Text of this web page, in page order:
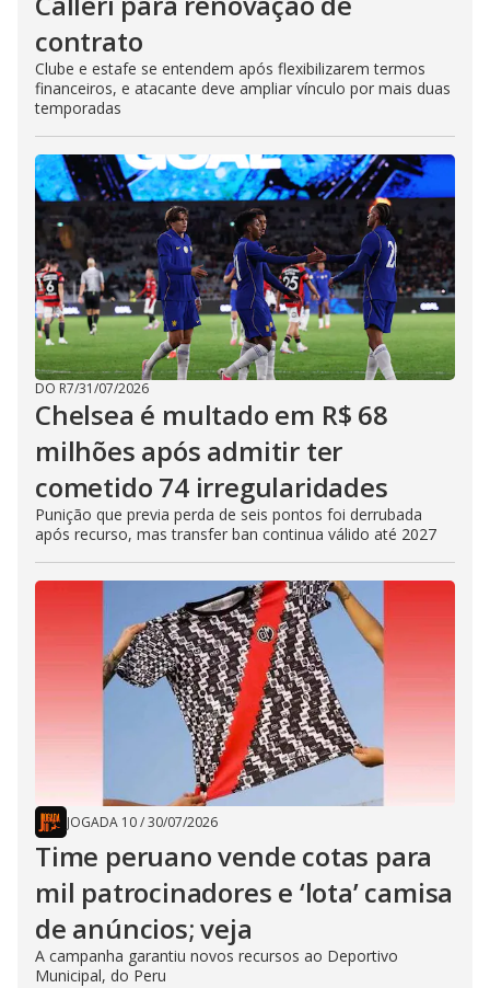
contrato
Clube e estafe se entendem após flexibilizarem termos
financeiros, e atacante deve ampliar vínculo por mais duas
temporadas
DO R7/31/07/2026
Chelsea é multado em R$ 68
milhões após admitir ter
cometido 74 irregularidades
Punição que previa perda de seis pontos foi derrubada
após recurso, mas transfer ban continua válido até 2027
JOGADA 10/30/07/2026
Time peruano vende cotas para
mil patrocinadores e ‘lota’ camisa
de anúncios; veja
A campanha garantiu novos recursos ao Deportivo
Municipal, do Peru